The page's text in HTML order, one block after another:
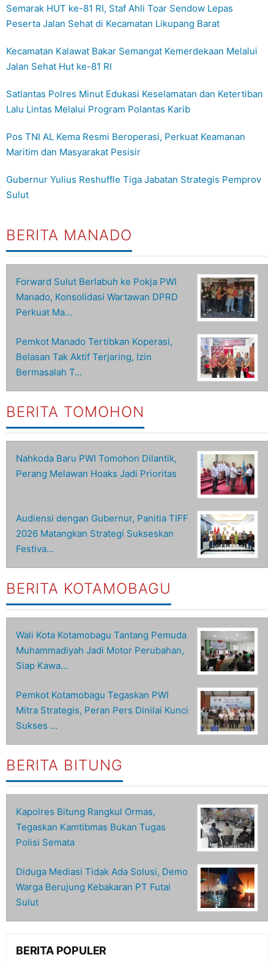
Semarak HUT ke-81 RI, Staf Ahli Toar Sendow Lepas
Peserta Jalan Sehat di Kecamatan Likupang Barat
Kecamatan Kalawat Bakar Semangat Kemerdekaan Melalui
Jalan Sehat Hut ke-81 RI
Satlantas Polres Minut Edukasi Keselamatan dan Ketertiban
Lalu Lintas Melalui Program Polantas Karib
Pos TNI AL Kema Resmi Beroperasi, Perkuat Keamanan
Maritim dan Masyarakat Pesisir
Gubernur Yulius Reshuffle Tiga Jabatan Strategis Pemprov
Sulut
BERITA MANADO
Forward Sulut Berlabuh ke Pokja PWI
Manado, Konsolidasi Wartawan DPRD
Perkuat Ma…
Pemkot Manado Tertibkan Koperasi,
Belasan Tak Aktif Terjaring, Izin
Bermasalah T…
BERITA TOMOHON
Nahkoda Baru PWI Tomohon Dilantik,
Perang Melawan Hoaks Jadi Prioritas
Audiensi dengan Gubernur, Panitia TIFF
2026 Matangkan Strategi Sukseskan
Festiva…
BERITA KOTAMOBAGU
Wali Kota Kotamobagu Tantang Pemuda
Muhammadiyah Jadi Motor Perubahan,
Siap Kawa…
Pemkot Kotamobagu Tegaskan PWI
Mitra Strategis, Peran Pers Dinilai Kunci
Sukses …
BERITA BITUNG
Kapolres Bitung Rangkul Ormas,
Tegaskan Kamtibmas Bukan Tugas
Polisi Semata
Diduga Mediasi Tidak Ada Solusi, Demo
Warga Berujung Kebakaran PT Futai
Sulut
BERITA POPULER